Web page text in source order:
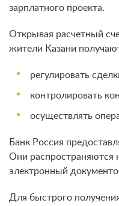
зарплатного проекта.
Открывая расчетный
жители Казани
регулировать
контролировать
осуществлять
Банк Россия
Они распространяются
электронный
Для быстрого